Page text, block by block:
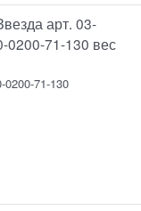
арт. 03-
0200-71-130 вес
0200-71-130